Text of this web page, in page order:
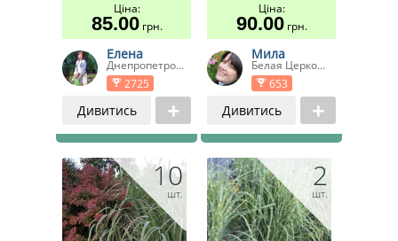
Ціна:
85.00грн.
Елена
Днепропетро...
2725
Дивитись
Ціна:
90.00грн.
Мила
Белая Церко...
653
Дивитись
10
шт.
2
шт.